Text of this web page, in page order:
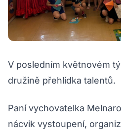
V posledním květnovém
družině přehlídka talentů.
Paní vychovatelka
nácvik vystoupení,